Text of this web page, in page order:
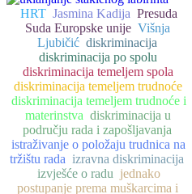
HRT Jasmina Kadija Presuda
Suda Europske unije Višnja
Ljubičić diskriminacija
diskriminacija po spolu
diskriminacija temeljem spola
diskriminacija temeljem trudnoće
diskriminacija temeljem trudnoće i
materinstva diskriminacija u
području rada i zapošljavanja
istraživanje o položaju trudnica na
tržištu rada izravna diskriminacija
izvješće o radu jednako
postupanje prema muškarcima i